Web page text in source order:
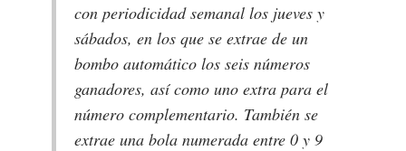
con periodicidad semanal los jueves y
sábados, en los que se extrae de un
bombo automático los seis números
ganadores, así como uno extra para el
número complementario. También se
extrae una bola numerada entre 0 y 9